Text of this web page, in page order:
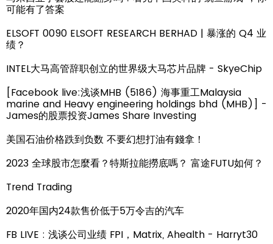
可能有了答案
ELSOFT 0090 ELSOFT RESEARCH BERHAD | 暴涨的 Q4 业
绩？
INTEL大马高管辞职创立的世界级大马芯片品牌 - SkyeChip
[Facebook live:浅谈MHB (5186) 海事重工Malaysia
marine and Heavy engineering holdings bhd (MHB)] -
James的股票投资James Share Investing
美国石油价格跌到负数 不要幻想打油有錢拿！
2023 全球股市怎麼看？特斯拉能撈底嗎？ 富途FUTU如何？
Trend Trading
2020年国内24款售价低于5万令吉的汽车
FB LIVE : 浅谈公司业绩 FPI，Matrix, Ahealth - Harryt30